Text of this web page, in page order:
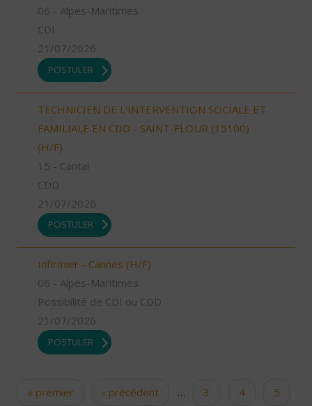
06 - Alpes-Maritimes
CDI
21/07/2026
POSTULER
TECHNICIEN DE L'INTERVENTION SOCIALE ET
FAMILIALE EN CDD - SAINT-FLOUR (15100)
(H/F)
15 - Cantal
CDD
21/07/2026
POSTULER
Infirmier - Cannes (H/F)
06 - Alpes-Maritimes
Possibilité de CDI ou CDD
21/07/2026
POSTULER
Pages« premier ‹ précédent … 3 4
5